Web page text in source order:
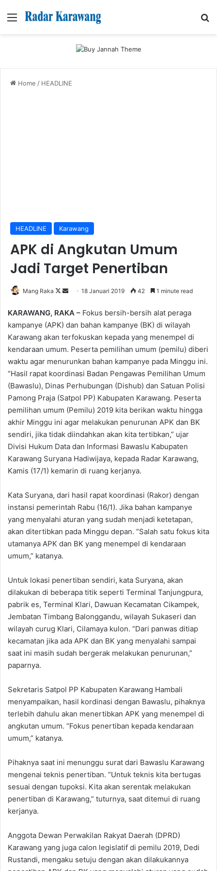
Menu
Home / HEADLINE
HEADLINE Karawang
APK di Angkutan Umum
Jadi Target Penertiban
Mang Raka
Follow
X
Send
email
18 Januari 2019 42 1 minute read
KARAWANG, RAKA – Fokus bersih-bersih alat peraga
kampanye (APK) dan bahan kampanye (BK) di wilayah
Karawang akan terfokuskan kepada yang menempel di
kendaraan umum. Peserta pemilihan umum (pemilu) diberi
waktu agar menurunkan bahan kampanye pada Minggu ini.
“Hasil rapat koordinasi Badan Pengawas Pemilihan Umum
(Bawaslu), Dinas Perhubungan (Dishub) dan Satuan Polisi
Pamong Praja (Satpol PP) Kabupaten Karawang. Peserta
pemilihan umum (Pemilu) 2019 kita berikan waktu hingga
akhir Minggu ini agar melakukan penurunan APK dan BK
sendiri, jika tidak diindahkan akan kita tertibkan,” ujar
Divisi Hukum Data dan Informasi Bawaslu Kabupaten
Karawang Suryana Hadiwijaya, kepada Radar Karawang,
Kamis (17/1) kemarin di ruang kerjanya.
Kata Suryana, dari hasil rapat koordinasi (Rakor) dengan
instansi pemerintah Rabu (16/1). Jika bahan kampanye
yang menyalahi aturan yang sudah menjadi ketetapan,
akan ditertibkan pada Minggu depan. “Salah satu fokus kita
utamanya APK dan BK yang menempel di kendaraan
umum,” katanya.
Untuk lokasi penertiban sendiri, kata Suryana, akan
dilakukan di beberapa titik seperti Terminal Tanjungpura,
pabrik es, Terminal Klari, Dawuan Kecamatan Cikampek,
Jembatan Timbang Balonggandu, wilayah Sukaseri dan
wilayah curug Klari, Cilamaya kulon. “Dari panwas ditiap
kecamatan jika ada APK dan BK yang menyalahi sampai
saat ini masih sudah bergerak melakukan penurunan,”
paparnya.
Sekretaris Satpol PP Kabupaten Karawang Hambali
menyampaikan, hasil kordinasi dengan Bawaslu, pihaknya
terlebih dahulu akan menertibkan APK yang menempel di
angkutan umum. “Fokus penertiban kepada kendaraan
umum,” katanya.
Pihaknya saat ini menunggu surat dari Bawaslu Karawang
mengenai teknis penertiban. “Untuk teknis kita bertugas
sesuai dengan tupoksi. Kita akan serentak melakukan
penertiban di Karawang,” tuturnya, saat ditemui di ruang
kerjanya.
Anggota Dewan Perwakilan Rakyat Daerah (DPRD)
Karawang yang juga calon legislatif di pemilu 2019, Dedi
Rustandi, mengaku setuju dengan akan dilakukannya